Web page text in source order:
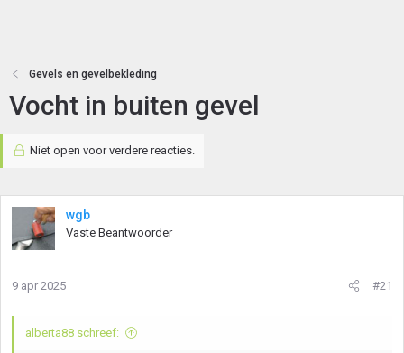
Gevels en gevelbekleding
Vocht in buiten gevel
Niet open voor verdere reacties.
wgb
Vaste Beantwoorder
9 apr 2025 #21
alberta88 schreef: